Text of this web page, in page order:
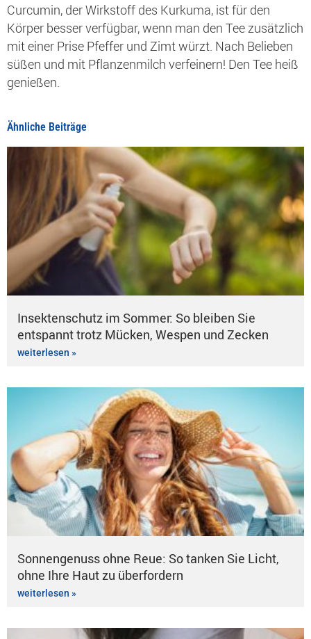
Curcumin, der Wirkstoff des Kurkuma, ist für den
Körper besser verfügbar, wenn man den Tee zusätzlich
mit einer Prise Pfeffer und Zimt würzt. Nach Belieben
süßen und mit Pflanzenmilch verfeinern! Den Tee heiß
genießen.
Ähnliche Beiträge
Insektenschutz im Sommer: So bleiben Sie
entspannt trotz Mücken, Wespen und Zecken
weiterlesen »
Sonnengenuss ohne Reue: So tanken Sie Licht,
ohne Ihre Haut zu überfordern
weiterlesen »